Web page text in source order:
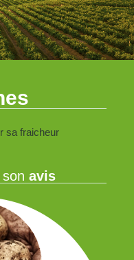
sa fraicheur
avis